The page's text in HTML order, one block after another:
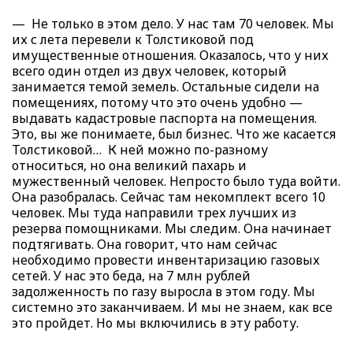
— Не только в этом дело. У нас там 70 человек. Мы
их с лета перевели к Толстиковой под
имущественные отношения. Оказалось, что у них
всего один отдел из двух человек, который
занимается темой земель. Остальные сидели на
помещениях, потому что это очень удобно —
выдавать кадастровые паспорта на помещения.
Это, вы же понимаете, был бизнес. Что же касается
Толстиковой… К ней можно по-разному
относиться, но она великий пахарь и
мужественный человек. Непросто было туда войти.
Она разобралась. Сейчас там некомплект всего 10
человек. Мы туда направили трех лучших из
резерва помощниками. Мы следим. Она начинает
подтягивать. Она говорит, что нам сейчас
необходимо провести инвентаризацию газовых
сетей. У нас это беда, на 7 млн рублей
задолженность по газу выросла в этом году. Мы
системно это заканчиваем. И мы не знаем, как все
это пройдет. Но мы включились в эту работу.